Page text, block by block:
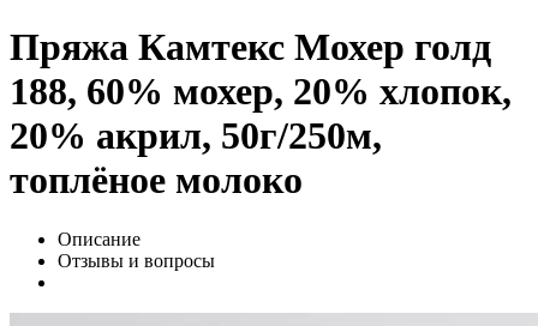
Пряжа Камтекс Мохер голд
188, 60% мохер, 20% хлопок,
20% акрил, 50г/250м,
топлёное молоко
Описание
Отзывы и вопросы